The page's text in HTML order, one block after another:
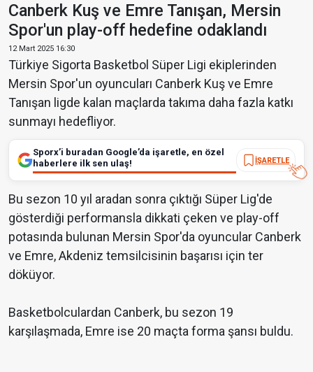
Canberk Kuş ve Emre Tanışan, Mersin
Spor'un play-off hedefine odaklandı
12 Mart 2025 16:30
Türkiye Sigorta Basketbol Süper Ligi ekiplerinden
Mersin Spor'un oyuncuları Canberk Kuş ve Emre
Tanışan ligde kalan maçlarda takıma daha fazla katkı
sunmayı hedefliyor.
Sporx’i buradan Google’da işaretle, en özel
haberlere ilk sen ulaş!
İŞARETLE
Bu sezon 10 yıl aradan sonra çıktığı Süper Lig'de
gösterdiği performansla dikkati çeken ve play-off
potasında bulunan Mersin Spor'da oyuncular Canberk
ve Emre, Akdeniz temsilcisinin başarısı için ter
döküyor.
Basketbolculardan Canberk, bu sezon 19
karşılaşmada, Emre ise 20 maçta forma şansı buldu.